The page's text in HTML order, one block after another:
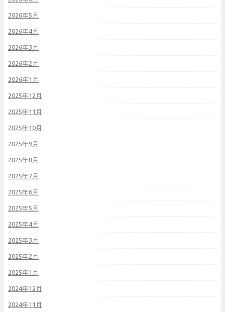
2026年5月
2026年4月
2026年3月
2026年2月
2026年1月
2025年12月
2025年11月
2025年10月
2025年9月
2025年8月
2025年7月
2025年6月
2025年5月
2025年4月
2025年3月
2025年2月
2025年1月
2024年12月
2024年11月